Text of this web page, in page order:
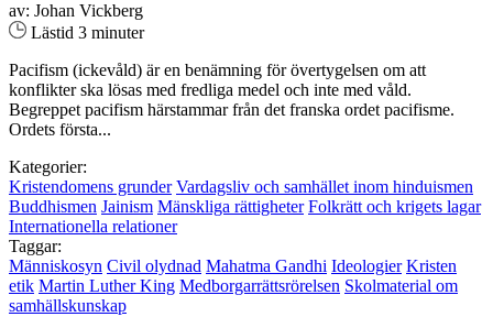
av: Johan Vickberg
Lästid 3 minuter
Pacifism (ickevåld) är en benämning för övertygelsen om att
konflikter ska lösas med fredliga medel och inte med våld.
Begreppet pacifism härstammar från det franska ordet pacifisme.
Ordets första...
Kategorier:
Kristendomens grunder Vardagsliv och samhället inom hinduismen
Buddhismen Jainism Mänskliga rättigheter Folkrätt och krigets lagar
Internationella relationer
Taggar:
Människosyn Civil olydnad Mahatma Gandhi Ideologier Kristen
etik Martin Luther King Medborgarrättsrörelsen Skolmaterial om
samhällskunskap